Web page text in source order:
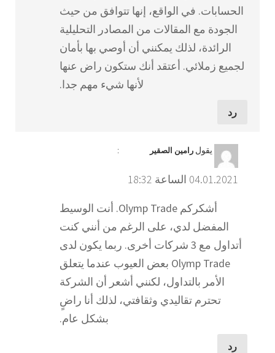
الحسابات. في الواقع، إنها تتوافق من حيث
الجودة مع المقالات من المصادر التحليلية
الرائدة، لذلك يمكنني أن أوصي بها بأمان
لجميع زملائي. أعتقد أنك ستكون راض عنها
لأنها شيء مهم جدا.
رد
يقول رامين الصقير :
04.01.2021 الساعة 18:32
أشكركم Olymp Trade. أنت الوسيط
المفضل لدي، على الرغم من أنني كنت
أتداول مع 3 شركات أخرى. ربما يكون لدى
Olymp Trade بعض العيوب عندما يتعلق
الأمر بالتداول، لكنني أشعر أن الشركة
تحترم تقاليدي وثقافتي، لذلك أنا راضٍ
بشكل عام.
رد